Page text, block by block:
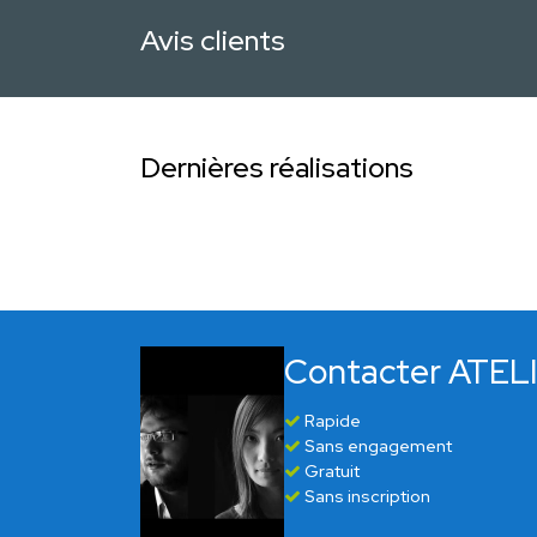
Avis clients
Dernières réalisations
Contacter
Rapide
Sans engagement
Gratuit
Sans inscription